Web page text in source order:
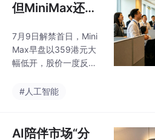
但MiniMax还没
7月9日解禁首日，Mini
Max早盘以359港元大
幅低开，股价一度反攻
8%），随即快速持续跳
元。C端产品毛利率虽
#人工智能
AI陪伴市场“分